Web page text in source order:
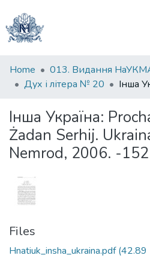
Communities
&
All of DSpace
Statistics
Home 013. Видання
Дух і літера № 20
Інша Україна:
Żadan Serhij.
Nemrod, 2006. -152
Files
Hnatiuk_insha_ukraina.pdf(42.89